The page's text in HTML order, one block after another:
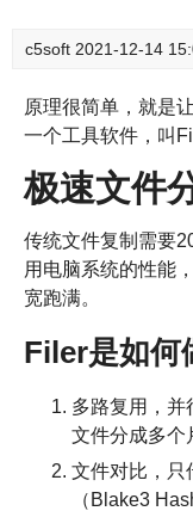
c5soft 2021-12-14
原理很简单，就是
一个工具软件，叫
极速文件
传统文件复制需要
用电脑系统的性能
宽跑满。
Filer是如何
多路复用，并
文件分成多个
文件对比，只
（Blake3